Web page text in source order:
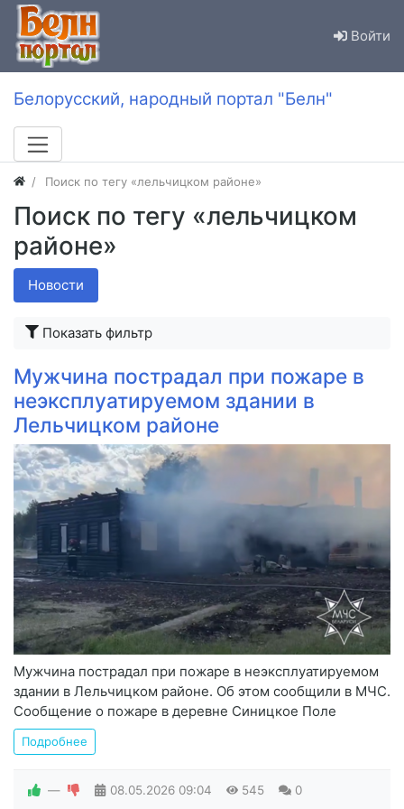
Войти
Белорусский, народный портал "Белн"
Поиск по тегу «лельчицком районе»
Поиск по тегу «лельчицком
районе»
Новости
Показать фильтр
Мужчина пострадал при пожаре в
неэксплуатируемом здании в
Лельчицком районе
Мужчина пострадал при пожаре в неэксплуатируемом
здании в Лельчицком районе. Об этом сообщили в МЧС.
Сообщение о пожаре в деревне Синицкое Поле
Подробнее
— 08.05.2026 09:04 545 0